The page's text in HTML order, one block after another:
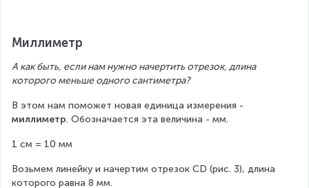
Миллиметр
А как быть, если нам нужно начертить отрезок, длина
которого меньше одного сантиметра?
В этом нам поможет новая единица измерения -
миллиметр. Обозначается эта величина - мм.
1 см = 10 мм
Возьмем линейку и начертим отрезок CD (рис. 3), длина
которого равна 8 мм.